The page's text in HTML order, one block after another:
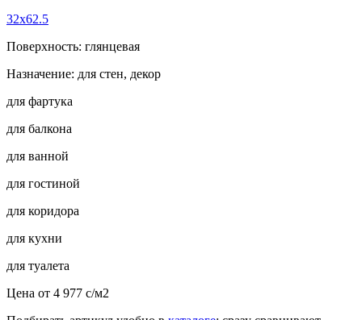
32x62.5
Поверхность: глянцевая
Назначение: для стен, декор
для фартука
для балкона
для ванной
для гостиной
для коридора
для кухни
для туалета
Цена от 4 977 c/м2